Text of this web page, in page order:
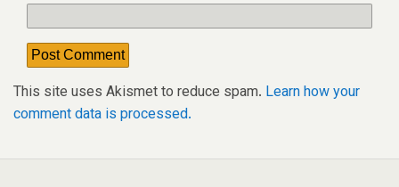
This site uses Akismet to reduce spam. Learn how your
comment data is processed.